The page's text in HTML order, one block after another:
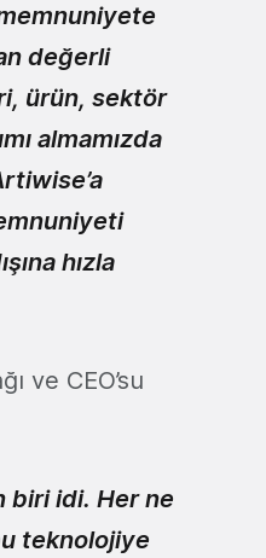
değerli
ürün, sektör
almamızda
hızla
ve CEO’su
biri idi. Her ne
teknolojiye